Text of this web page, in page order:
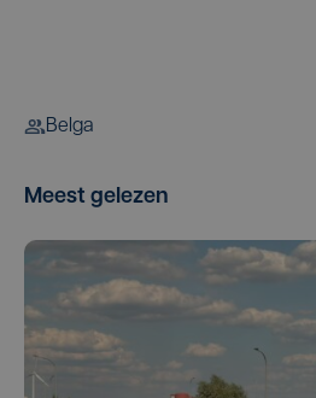
Belga
Meest gelezen